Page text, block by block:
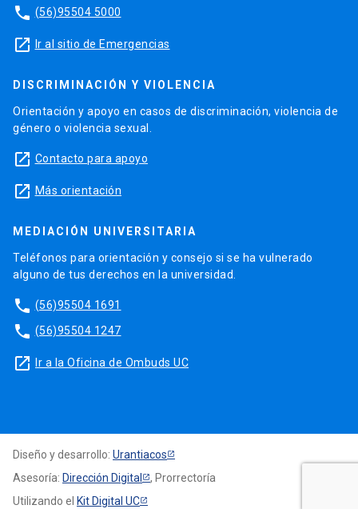
phone (56)95504 5000
launch Ir al sitio de Emergencias
DISCRIMINACIÓN Y VIOLENCIA
Orientación y apoyo en casos de discriminación, violencia de
género o violencia sexual.
launch Contacto para apoyo
launch Más orientación
MEDIACIÓN UNIVERSITARIA
Teléfonos para orientación y consejo si se ha vulnerado
alguno de tus derechos en la universidad.
phone (56)95504 1691
phone (56)95504 1247
launch Ir a la Oficina de Ombuds UC
Diseño y desarrollo: Urantiacos
Asesoría: Dirección Digital
, Prorrectoría
Utilizando el Kit Digital UC